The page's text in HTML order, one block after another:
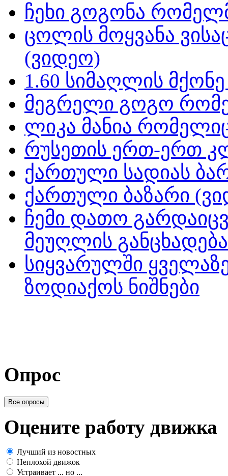
ჩეხი გოგონა
ცოლის მოყვანა
(ვიდეო)
1.60 სიმაღლის
მეგრელი გოგო
ლიკა მანია
რუსეთის ერთ-ერთ
ქართული სადიას
ქართული ბაზარი
ჩემი დათო
მეუღლის განცხადება
სიყვარულში
ზოდიაქოს ნიშნები
Опрос
Все опросы
Оцените работу движка
Лучший из новостных
Неплохой движок
Устраивает ... но ...